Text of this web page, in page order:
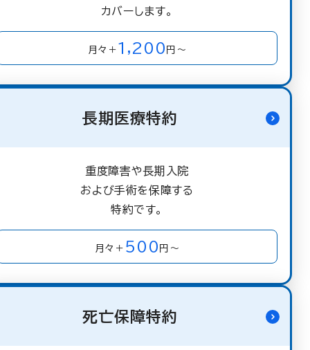
カバーします。
月々＋ 1,200 円～
長期医療特約
重度障害や長期入院
および手術を保障する
特約です。
月々＋ 500 円～
死亡保障特約